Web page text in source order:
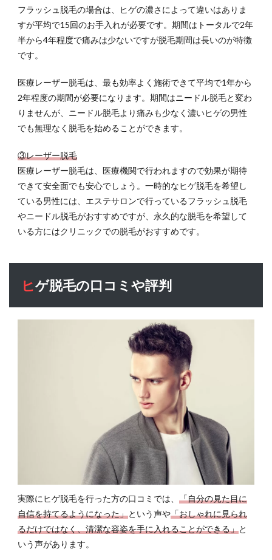
フラッシュ脱毛の場合は、ヒゲの濃さによって違いはありま
すが平均で15回のお手入れが必要です。期間はトータルで2年
半から4年程度で痛みは少ないですが脱毛期間は長いのが特徴
です。
医療レーザー脱毛は、最も効率よく施術できて平均で1年から
2年程度の期間が必要になります。期間はニードル脱毛と変わ
りませんが、ニードル脱毛より痛みも少なく濃いヒゲの男性
でも無理なく脱毛を始めることができます。
③レーザー脱毛
医療レーザー脱毛は、医療機関で行われますので効果が期待
できて安全面でも安心でしょう。一時的なヒゲ脱毛を希望し
ている男性には、エステサロンで行っているフラッシュ脱毛
やニードル脱毛がおすすめですが、永久的な脱毛を希望して
いる方にはクリニックでの脱毛がおすすめです。
ヒゲ脱毛の口コミや評判
実際にヒゲ脱毛を行った方の口コミでは、 「自分の見た目に
自信を持てるようになった」という声や「おしゃれに見られ
るだけではなく、清潔な容姿を手に入れることができる」と
いう声があります。